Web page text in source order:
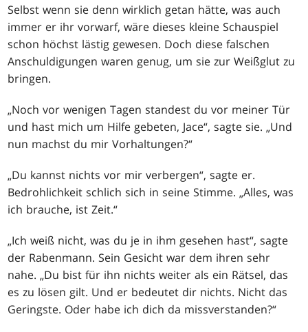
Selbst wenn sie denn wirklich getan hätte, was auch
immer er ihr vorwarf, wäre dieses kleine Schauspiel
schon höchst lästig gewesen. Doch diese falschen
Anschuldigungen waren genug, um sie zur Weißglut zu
bringen.
„Noch vor wenigen Tagen standest du vor meiner Tür
und hast mich um Hilfe gebeten, Jace“, sagte sie. „Und
nun machst du mir Vorhaltungen?“
„Du kannst nichts vor mir verbergen“, sagte er.
Bedrohlichkeit schlich sich in seine Stimme. „Alles, was
ich brauche, ist Zeit.“
„Ich weiß nicht, was du je in ihm gesehen hast“, sagte
der Rabenmann. Sein Gesicht war dem ihren sehr
nahe. „Du bist für ihn nichts weiter als ein Rätsel, das
es zu lösen gilt. Und er bedeutet dir nichts. Nicht das
Geringste. Oder habe ich dich da missverstanden?“